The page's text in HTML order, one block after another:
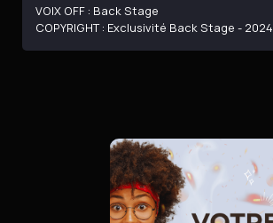
VOIX OFF : Back Stage
COPYRIGHT : Exclusivité Back Stage - 2024